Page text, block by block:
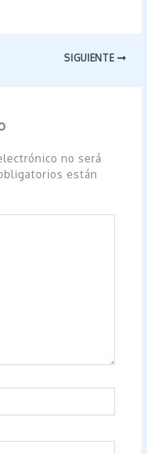
SIGUIENTE
no será
están